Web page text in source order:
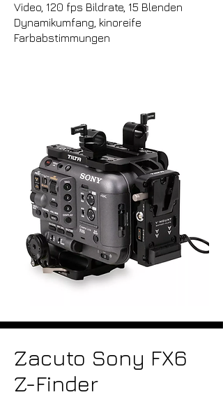
Video, 120 fps Bildrate, 15 Blenden
Dynamikumfang, kinoreife
Farbabstimmungen
Zacuto Sony FX6
Z-Finder